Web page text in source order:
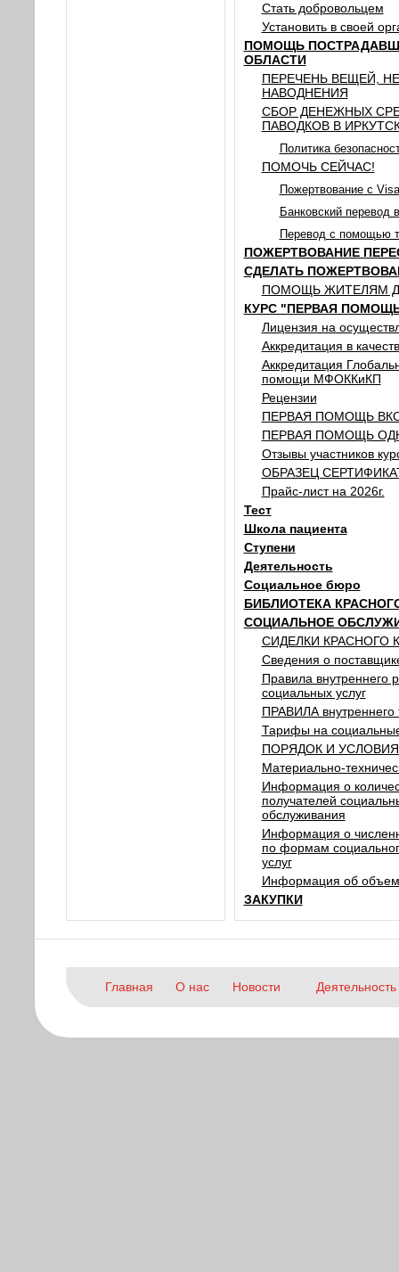
Стать добровольцем
Установить в своей
ПОМОЩЬ
ОБЛАСТИ
ПЕРЕЧЕНЬ ВЕЩЕЙ,
НАВОДНЕНИЯ
СБОР ДЕНЕЖНЫХ
ПАВОДКОВ В
Политика
ПОМОЧЬ СЕЙЧАС!
Пожертвование с
Банковский перевод
Перевод с помощью
ПОЖЕРТВОВАНИЕ
СДЕЛАТЬ
ПОМОЩЬ ЖИТЕЛЯМ
КУРС "ПЕРВАЯ
Лицензия на
Аккредитация в
Аккредитация
помощи МФОККиКП
Рецензии
ПЕРВАЯ ПОМОЩЬ
ПЕРВАЯ ПОМОЩЬ
Отзывы участников
ОБРАЗЕЦ
Прайс-лист на 2026г.
Тест
Школа пациента
Ступени
Деятельность
Социальное бюро
БИБЛИОТЕКА
СОЦИАЛЬНОЕ
СИДЕЛКИ КРАСНОГО
Сведения о
Правила внутреннего
социальных услуг
ПРАВИЛА внутреннего
Тарифы на
ПОРЯДОК И УСЛОВИЯ
Материально-
Информация о
получателей
обслуживания
Информация о
по формам
услуг
Информация об
ЗАКУПКИ
Главная О нас Новости Деятельность